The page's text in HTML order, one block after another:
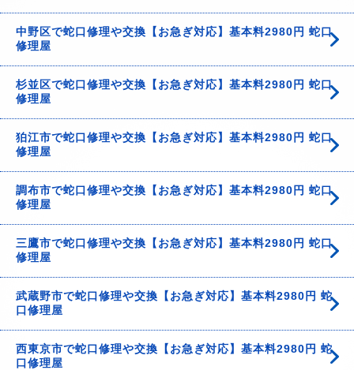
中野区で蛇口修理や交換【お急ぎ対応】基本料2980円 蛇口
修理屋
杉並区で蛇口修理や交換【お急ぎ対応】基本料2980円 蛇口
修理屋
狛江市で蛇口修理や交換【お急ぎ対応】基本料2980円 蛇口
修理屋
調布市で蛇口修理や交換【お急ぎ対応】基本料2980円 蛇口
修理屋
三鷹市で蛇口修理や交換【お急ぎ対応】基本料2980円 蛇口
修理屋
武蔵野市で蛇口修理や交換【お急ぎ対応】基本料2980円 蛇
口修理屋
西東京市で蛇口修理や交換【お急ぎ対応】基本料2980円 蛇
口修理屋